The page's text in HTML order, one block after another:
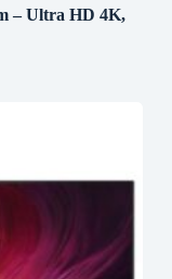
– Ultra HD 4K,